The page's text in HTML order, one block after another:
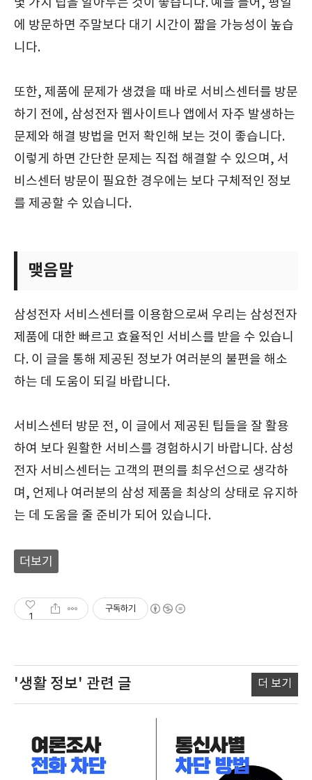
몇 가지 팁을 알아두는 것이 좋습니다. 예를 들어, 평일
에 방문하면 주말보다 대기 시간이 짧을 가능성이 높습
니다.
또한, 제품에 문제가 생겼을 때 바로 서비스센터를 방문
하기 전에, 삼성전자 웹사이트나 앱에서 자주 발생하는
문제와 해결 방법을 먼저 확인해 보는 것이 좋습니다.
이렇게 하면 간단한 문제는 직접 해결할 수 있으며, 서
비스센터 방문이 필요한 경우에는 보다 구체적인 정보
를 제공할 수 있습니다.
맺음말
삼성전자 서비스센터를 이용함으로써 우리는 삼성전자
제품에 대한 빠르고 효율적인 서비스를 받을 수 있습니
다. 이 글을 통해 제공된 정보가 여러분의 불편을 해소
하는 데 도움이 되길 바랍니다.
서비스센터 방문 전, 이 글에서 제공된 팁들을 잘 활용
하여 보다 원활한 서비스를 경험하시기 바랍니다. 삼성
전자 서비스센터는 고객의 편의를 최우선으로 생각하
며, 언제나 여러분의 삼성 제품을 최상의 상태로 유지하
는 데 도움을 줄 준비가 되어 있습니다.
더보기
1
구독하기
'생활 정보' 관련 글 더 보기